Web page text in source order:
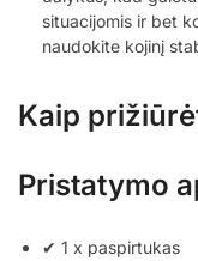
situacijomis ir bet
naudokite kojinį
Kaip
Pristatymo
✔ 1 x paspirtukas